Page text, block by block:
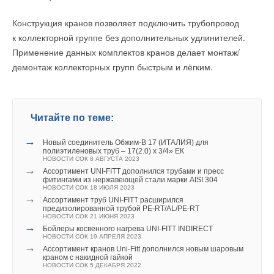
Конструкция кранов позволяет подключить трубопровод
к коллекторной группе без дополнительных удлинителей.
Применение данных комплектов кранов делает монтаж/
демонтаж коллекторных групп быстрым и лёгким.
Читайте по теме:
→
Новый соединитель Обжим-В 17 (ИТАЛИЯ) для
полиэтиленовых труб – 17(2.0) х 3/4» ЕК
НОВОСТИ СОК 8 АВГУСТА 2023
→
Ассортимент UNI-FITT дополнился трубами и пресс
фитингами из нержавеющей стали марки AISI 304
НОВОСТИ СОК 18 ИЮЛЯ 2023
→
Ассортимент труб UNI-FITT расширился
предизолированной трубой PE-RT/AL/PE-RT
НОВОСТИ СОК 21 ИЮНЯ 2023
→ Бойлеры косвенного нагрева UNI-FITT INDIRECT
НОВОСТИ СОК 19 АПРЕЛЯ 2023
→
Ассортимент кранов Uni-Fitt дополнился новым шаровым
краном с накидной гайкой
НОВОСТИ СОК 5 ДЕКАБРЯ 2022
Впервые специалисты компании-подрядчика и инженеры
Grundfos встретились с домовладельцем в феврале 2020
года. На разработку проектного и технического решений, их
согласование и подготовку сметы ушёл месяц, и в конце
и завершились к июлю.
Следующий этап — монтаж оборудования системы
водоснабжения и котельной. Работы по её временной
обвязке были завершены осенью. И к новогодним
праздникам газовый котёл запустили на контур радиаторов.
В начале 2021 года обвязку закончили полностью, что
позволило подключить тёплые полы, контур ГВС и систему
приточно-вытяжной вентиляции с подогревом воздуха. После
этого осталось выполнить коммутацию электрической части
и настроить автоматику котельной.
а также выгрузить их в pdf. В интерфейсе самого
контроллера на большом цветном дисплее можно
посмотреть и настроить основные технологические
параметры.
У нового электронного контроллера широкие
используется для присоединения дополнительного модуля
к системам диспетчеризации по протоколу Modbus RTU. По
Ethernet его можно также подключить к BMS или к облачной
системе Danfoss Cloud-Control.
Уже на этапе написания приложений алгоритмы
контроллера ECL4 адаптировались под систему Cloud-
Control, поэтому его интеграция не потребует никаких
дополнительных затрат на программирование и наладку.